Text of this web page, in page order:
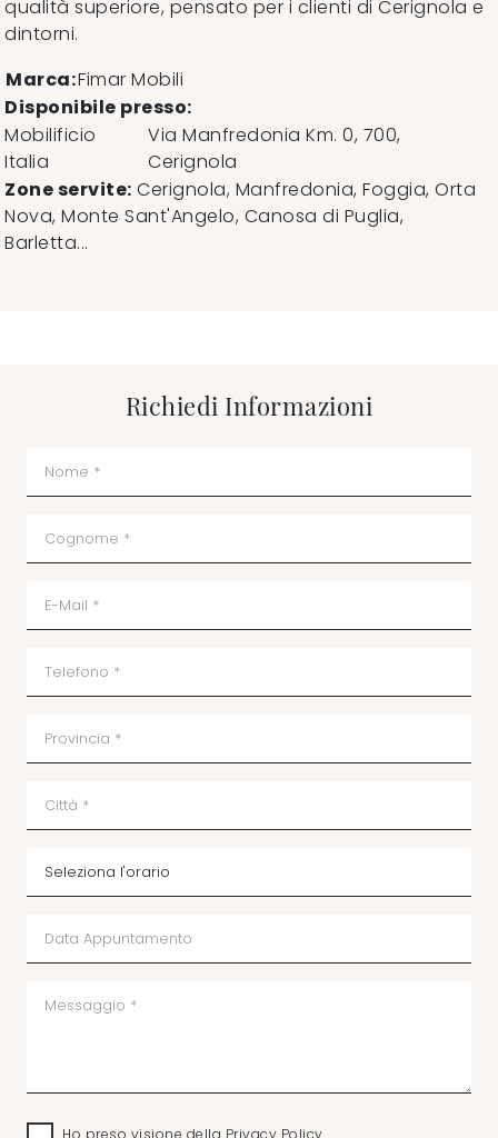
qualità superiore, pensato per i clienti di Cerignola e
dintorni.
Marca:Fimar Mobili
Disponibile presso:
Mobilificio
Italia
Via Manfredonia Km. 0, 700,
Cerignola
Zone servite: Cerignola, Manfredonia, Foggia, Orta
Nova, Monte Sant'Angelo, Canosa di Puglia,
Barletta...
Richiedi Informazioni
Ho preso visione della Privacy Policy